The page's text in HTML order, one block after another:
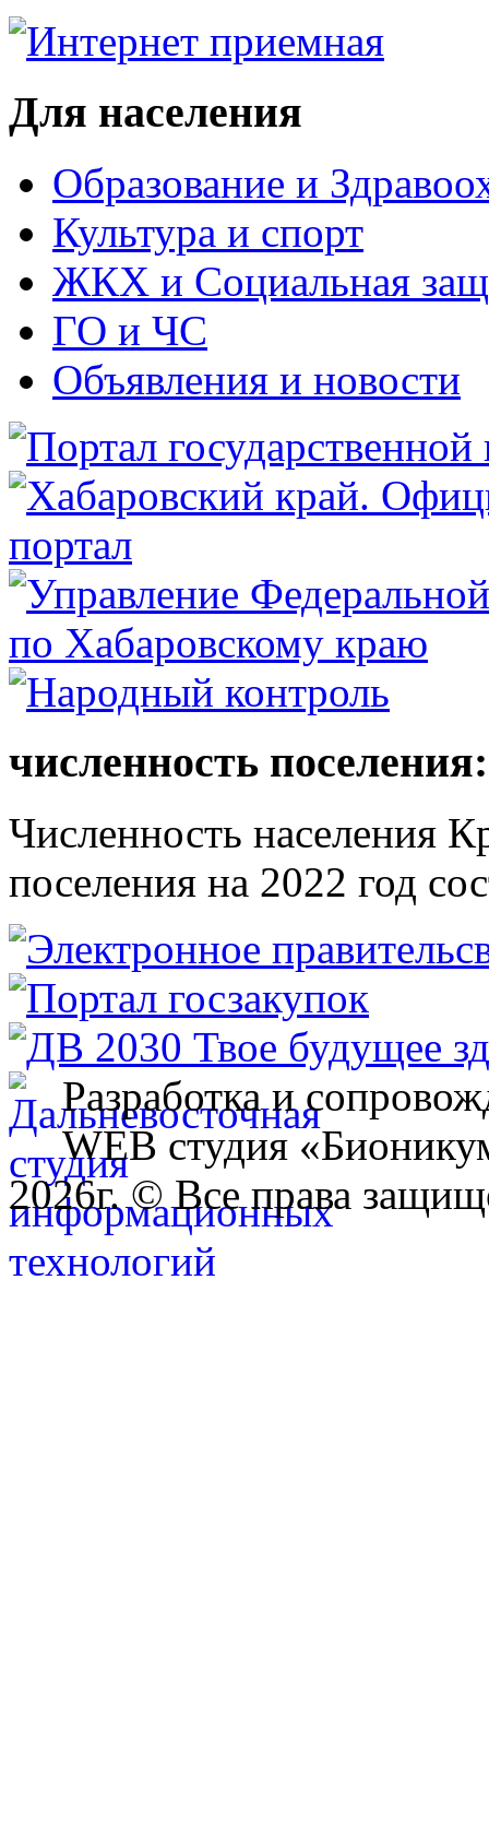
Для населения
Образование и
Культура и спорт
ЖКХ и Социальная
ГО и ЧС
Объявления и новости
численность поселения:
Численность населения
поселения на 2022 год
Разработка и
WEB студия
2026г. © Все права